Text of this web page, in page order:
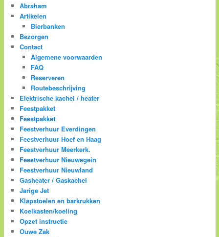
Abraham
Artikelen
Bierbanken
Bezorgen
Contact
Algemene voorwaarden
FAQ
Reserveren
Routebeschrijving
Elektrische kachel / heater
Feestpakket
Feestpakket
Feestverhuur Everdingen
Feestverhuur Hoef en Haag
Feestverhuur Meerkerk.
Feestverhuur Nieuwegein
Feestverhuur Nieuwland
Gasheater / Gaskachel
Jarige Jet
Klapstoelen en barkrukken
Koelkasten/koeling
Opzet instructie
Ouwe Zak